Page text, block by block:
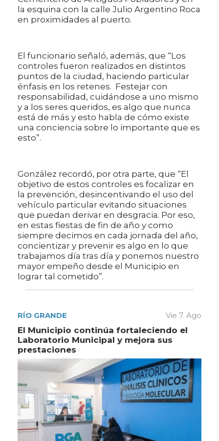
la esquina con la calle Julio Argentino Roca
en proximidades al puerto.
El funcionario señaló, además, que “Los
controles fueron realizados en distintos
puntos de la ciudad, haciendo particular
énfasis en los retenes. Festejar con
responsabilidad, cuidándose a uno mismo
y a los seres queridos, es algo que nunca
está de más y esto habla de cómo existe
una conciencia sobre lo importante que es
esto”.
González recordó, por otra parte, que “El
objetivo de estos controles es focalizar en
la prevención, desincentivando el uso del
vehículo particular evitando situaciones
que puedan derivar en desgracia. Por eso,
en estas fiestas de fin de año y como
siempre decimos en cada jornada del año,
concientizar y prevenir es algo en lo que
trabajamos día tras día y ponemos nuestro
mayor empeño desde el Municipio en
lograr tal cometido”.
RÍO GRANDE Vie 7. Ago
El Municipio continúa fortaleciendo el
Laboratorio Municipal y mejora sus
prestaciones